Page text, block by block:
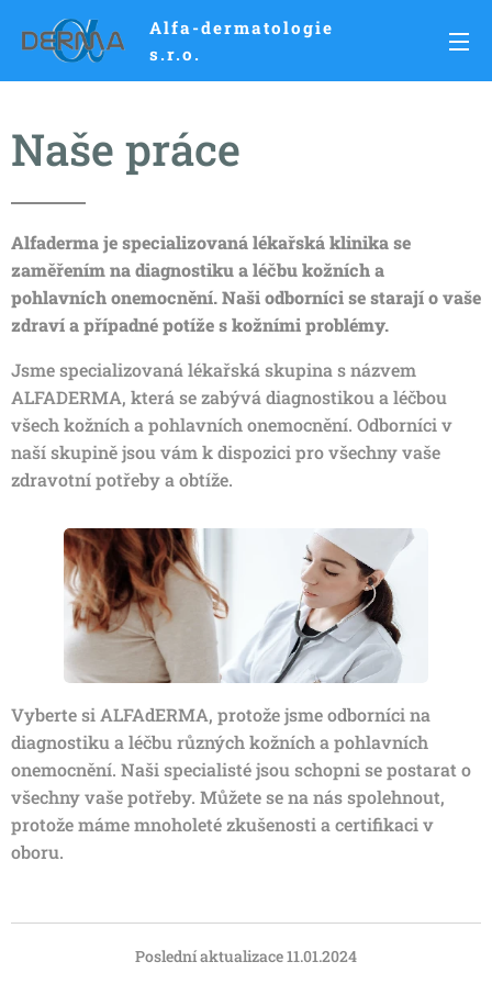
Alfa-dermatologie
s.r.o.
Naše práce
Alfaderma je specializovaná lékařská klinika se
zaměřením na diagnostiku a léčbu kožních a
pohlavních onemocnění. Naši odborníci se starají o vaše
zdraví a případné potíže s kožními problémy.
Jsme specializovaná lékařská skupina s názvem
ALFADERMA, která se zabývá diagnostikou a léčbou
všech kožních a pohlavních onemocnění. Odborníci v
naší skupině jsou vám k dispozici pro všechny vaše
zdravotní potřeby a obtíže.
Vyberte si ALFAdERMA, protože jsme odborníci na
diagnostiku a léčbu různých kožních a pohlavních
onemocnění. Naši specialisté jsou schopni se postarat o
všechny vaše potřeby. Můžete se na nás spolehnout,
protože máme mnoholeté zkušenosti a certifikaci v
oboru.
Poslední aktualizace 11.01.2024